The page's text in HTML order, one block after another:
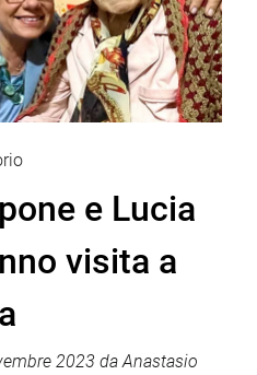
e Lucia
visita a
2023 daAnastasio